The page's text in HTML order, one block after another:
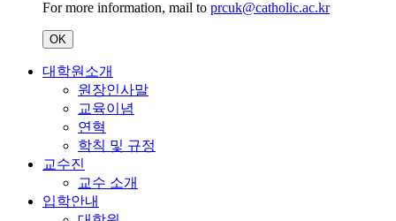
For more information, mail to prcuk@catholic.ac.kr
OK
대학원소개
원장인사말
교육이념
연혁
학칙 및 규정
교수진
교수 소개
입학안내